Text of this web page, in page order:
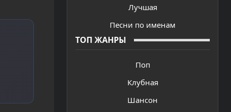
Лучшая
Песни по именам
ТОП ЖАНРЫ
Поп
Клубная
Шансон